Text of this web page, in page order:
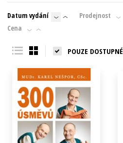
Datum vydání Prodejnost
Cena
POUZE DOSTUPNÉ